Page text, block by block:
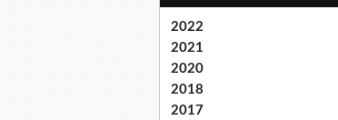
2022
2021
2020
2018
2017